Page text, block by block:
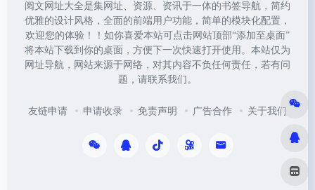
阅文网址大全是集网址、资源、资讯于一体的书签导航，简约
优雅的设计风格，全面的前端用户功能，简单的模块化配置，
欢迎您的体验！！如你喜爱本站可点击网站顶部“添加至桌面”
将本站下载到你的桌面，方便下一次快速打开使用。本站仅为
网址导航，网站来源于网络，对其内容不负任何责任，若有问
题，请联系我们。
友链申请 申请收录 免责声明 广告合作 关于我们